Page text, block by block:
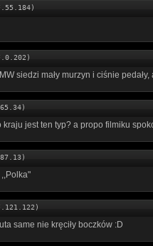
siedzi mały murzyn i ciśnie
jest ten typ? a propo filmiku
same nie kręciły boczków :D